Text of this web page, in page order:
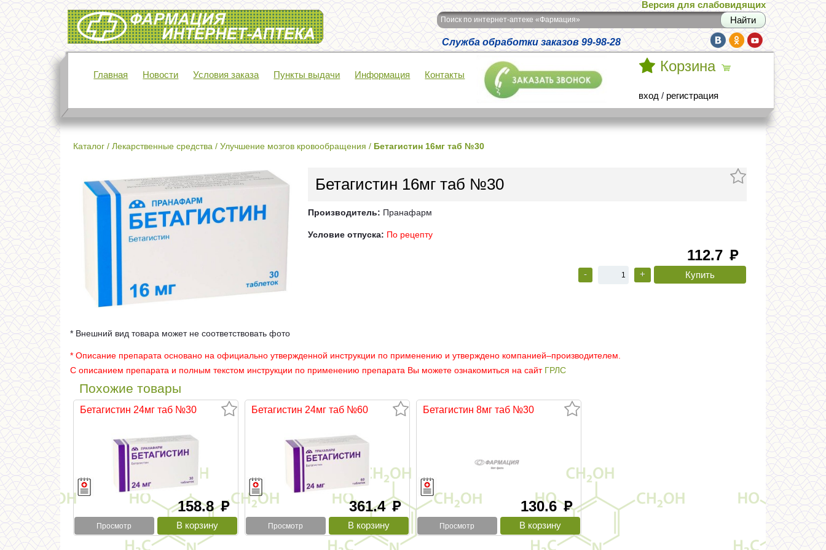
Интернет-аптека Фармация
Версия для слабовидящих
Поиск по интернет-аптеке «Фармация»
Служба обработки заказов 99-98-28
Главная Новости Условия заказа Пункты выдачи Информация Контакты
Корзина
вход / регистрация
Каталог / Лекарственные средства / Улучшение мозгов кровообращения / Бетагистин 16мг таб №30
Бетагистин 16мг таб №30
Производитель: Пранафарм
Условие отпуска: По рецепту
112.7 руб
- +
* Внешний вид товара может не соответствовать фото
* Описание препарата основано на официально утвержденной инструкции по применению и утверждено компанией–производителем.
С описанием препарата и полным текстом инструкции по применению препарата Вы можете ознакомиться на сайт ГРЛС
Похожие товары
Бетагистин 24мг таб №30
158.8руб
Просмотр
Бетагистин 24мг таб №60
361.4руб
Просмотр
Бетагистин 8мг таб №30
130.6руб
Просмотр